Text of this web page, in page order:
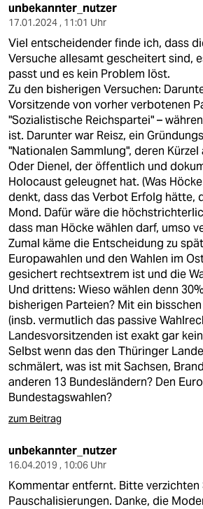
verlag
verlag
veranstaltungen
shop
fragen & hilfe
unterstützen
abo
genossenschaft
epaper login
unbekannter_nutzer
17.01.2024 , 11:01 Uhr
Viel entscheidender finde ich, dass
Versuche allesamt gescheitert sind,
passt und es kein Problem löst.
Zu den bisherigen Versuchen:
Vorsitzende von vorher verbotenen
"Sozialistische Reichspartei" –
ist. Darunter war Reisz, ein
"Nationalen Sammlung", deren
Oder Dienel, der öffentlich und
Holocaust geleugnet hat. (Was
denkt, dass das Verbot Erfolg hätte,
Mond. Dafür wäre die
dass man Höcke wählen darf, umso
Zumal käme die Entscheidung zu
Europawahlen und den Wahlen im
gesichert rechtsextrem ist und die
Und drittens: Wieso wählen denn
bisherigen Parteien? Mit ein
(insb. vermutlich das passive
Landesvorsitzenden ist exakt gar
Selbst wenn das den Thüringer
schmälert, was ist mit Sachsen,
anderen 13 Bundesländern? Den
Bundestagswahlen?
zum Beitrag
unbekannter_nutzer
16.04.2019 , 10:06 Uhr
Kommentar entfernt. Bitte verzichten
Pauschalisierungen. Danke, die